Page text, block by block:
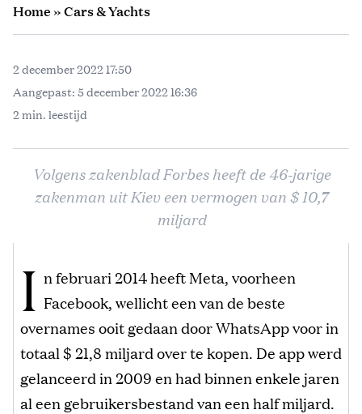
Home»Cars & Yachts
2 december 2022 17:50
Aangepast: 5 december 2022 16:36
2 min. leestijd
Volgens zakenblad Forbes heeft de 46-jarige
zakenman uit Kiev een vermogen van $ 10,7
miljard
I n februari 2014 heeft Meta, voorheen
Facebook, wellicht een van de beste
overnames ooit gedaan door WhatsApp voor in
totaal $ 21,8 miljard over te kopen. De app werd
gelanceerd in 2009 en had binnen enkele jaren
al een gebruikersbestand van een half miljard.